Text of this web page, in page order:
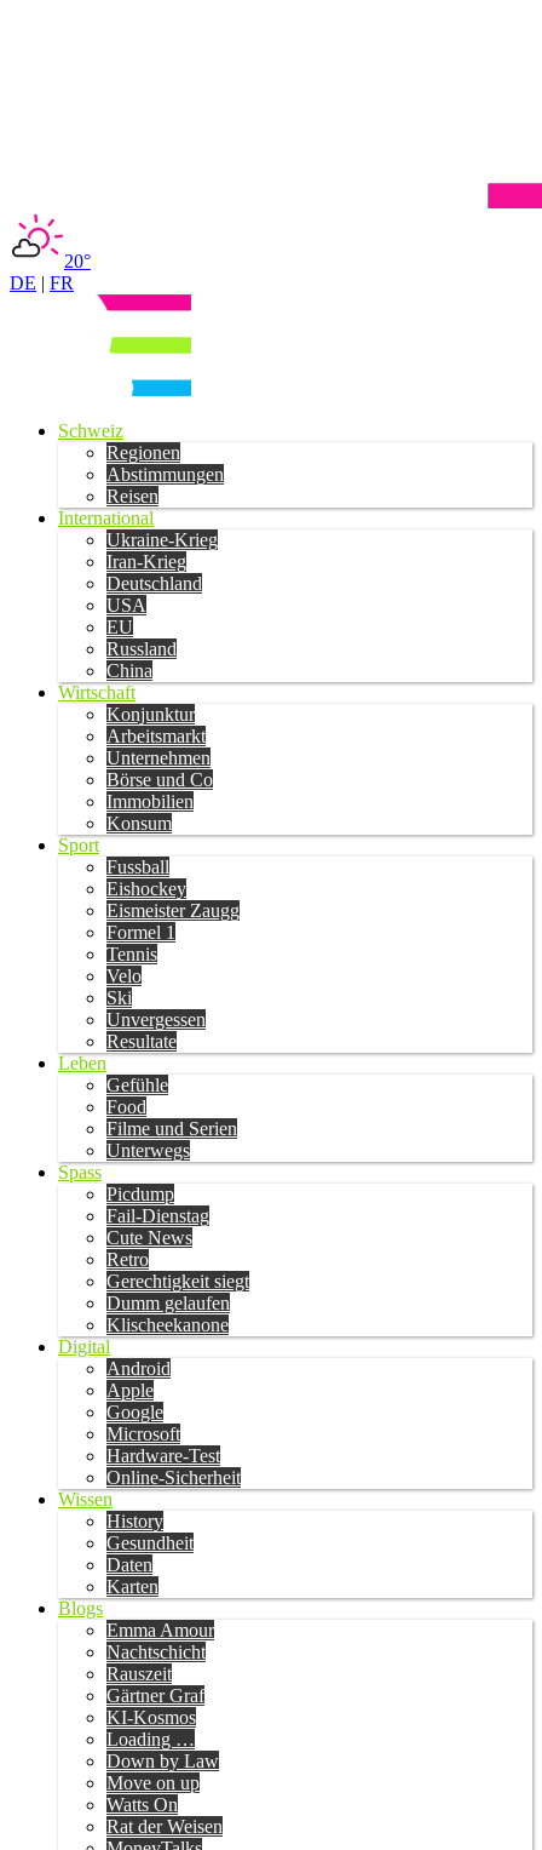
20°
DE | FR
Schweiz
Regionen
Abstimmungen
Reisen
International
Ukraine-Krieg
Iran-Krieg
Deutschland
USA
EU
Russland
China
Wirtschaft
Konjunktur
Arbeitsmarkt
Unternehmen
Börse und Co
Immobilien
Konsum
Sport
Fussball
Eishockey
Eismeister Zaugg
Formel 1
Tennis
Velo
Ski
Unvergessen
Resultate
Leben
Gefühle
Food
Filme und Serien
Unterwegs
Spass
Picdump
Fail-Dienstag
Cute News
Retro
Gerechtigkeit siegt
Dumm gelaufen
Klischeekanone
Digital
Android
Apple
Google
Microsoft
Hardware-Test
Online-Sicherheit
Wissen
History
Gesundheit
Daten
Karten
Blogs
Emma Amour
Nachtschicht
Rauszeit
Gärtner Graf
KI-Kosmos
Loading …
Down by Law
Move on up
Watts On
Rat der Weisen